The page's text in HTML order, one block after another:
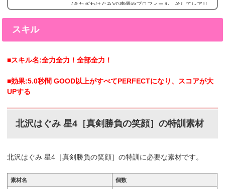
(きたざわはぐみ)の声優やプロフィール、そしてレアリ
スキル
■スキル名:全力全力！全部全力！
■効果:5.0秒間 GOOD以上がすべてPERFECTになり、スコアが大
UPする
北沢はぐみ 星4［真剣勝負の笑顔］の特訓素材
北沢はぐみ 星4［真剣勝負の笑顔］の特訓に必要な素材です。
素材名 個数